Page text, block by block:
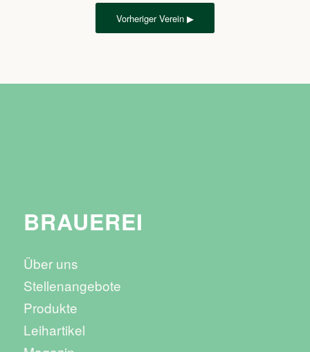
Vorheriger Verein ▶
BRAUEREI
Über uns
Stellenangebote
Produkte
Leihartikel